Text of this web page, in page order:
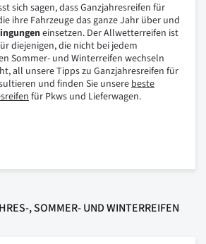
sich sagen, dass Ganzjahresreifen für
ihre Fahrzeuge das ganze Jahr über und
einsetzen. Der Allwetterreifen ist
diejenigen, die nicht bei jedem
Sommer- und Winterreifen wechseln
all unsere Tipps zu Ganzjahresreifen für
und finden Sie unserebeste
für Pkws und Lieferwagen.
, SOMMER- UND WINTERREIFEN